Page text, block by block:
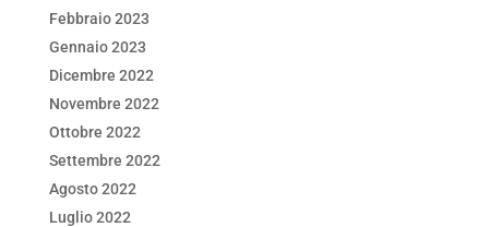
Febbraio 2023
Gennaio 2023
Dicembre 2022
Novembre 2022
Ottobre 2022
Settembre 2022
Agosto 2022
Luglio 2022